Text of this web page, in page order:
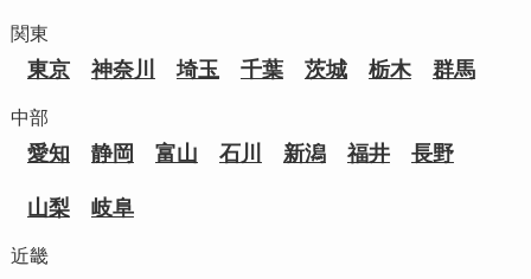
関東
東京 神奈川 埼玉 千葉 茨城 栃木 群馬
中部
愛知 静岡 富山 石川 新潟 福井 長野
山梨 岐阜
近畿